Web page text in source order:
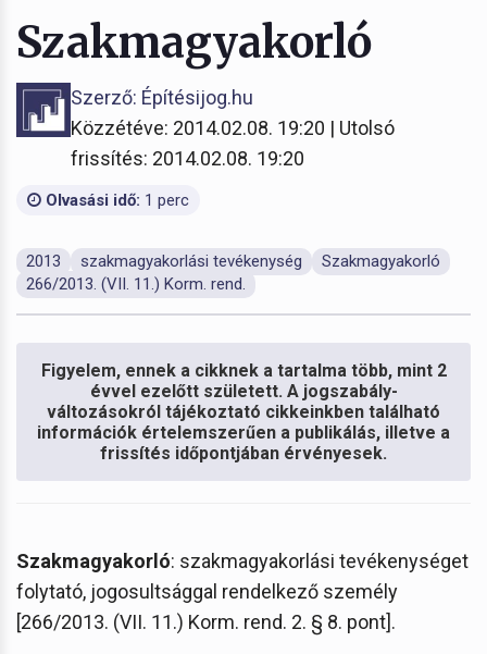
Szakmagyakorló
Szerző: Építésijog.hu
Közzétéve: 2014.02.08. 19:20 | Utolsó
frissítés: 2014.02.08. 19:20
Olvasási idő: 1 perc
2013 szakmagyakorlási tevékenység
Szakmagyakorló
266/2013. (VII. 11.) Korm. rend.
Figyelem, ennek a cikknek a tartalma több, mint 2
évvel ezelőtt született. A jogszabály-
változásokról tájékoztató cikkeinkben található
információk értelemszerűen a publikálás, illetve a
frissítés időpontjában érvényesek.
Szakmagyakorló: szakmagyakorlási tevékenységet
folytató, jogosultsággal rendelkező személy
[266/2013. (VII. 11.) Korm. rend. 2. § 8. pont].